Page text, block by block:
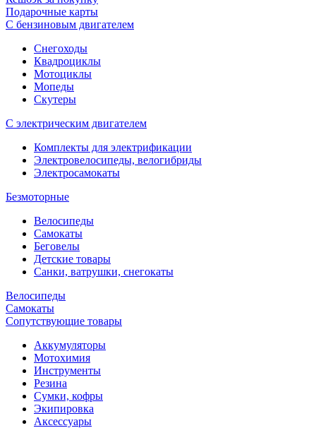
Подарочные карты
С бензиновым двигателем
Снегоходы
Квадроциклы
Мотоциклы
Мопеды
Скутеры
С электрическим двигателем
Комплекты для электрификации
Электровелосипеды, велогибриды
Электросамокаты
Безмоторные
Велосипеды
Самокаты
Беговелы
Детские товары
Санки, ватрушки, снегокаты
Велосипеды
Самокаты
Сопутствующие товары
Аккумуляторы
Мотохимия
Инструменты
Резина
Сумки, кофры
Экипировка
Аксессуары